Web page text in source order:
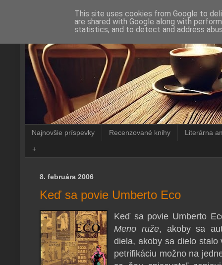
Najnovšie príspevky Recenzované knihy Literárna
+
8. februára 2006
Keď sa povie Umberto Eco
Keď sa povie Umberto
Meno ruže, akoby sa
diela, akoby sa dielo
petrifikáciu možno na
This site uses cookies from Google to
are shared with Google along with
statistics, and to detect and address